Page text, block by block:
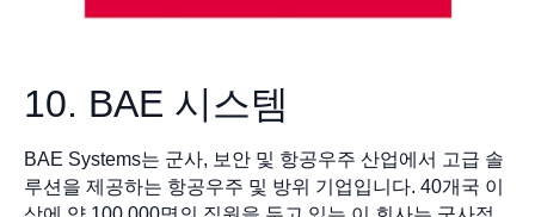
10. BAE 시스템
BAE Systems는 군사, 보안 및 항공우주 산업에서 고급 솔
루션을 제공하는 항공우주 및 방위 기업입니다. 40개국 이